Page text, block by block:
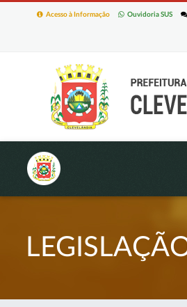
Ouvidoria SUS
Acesso à Informação